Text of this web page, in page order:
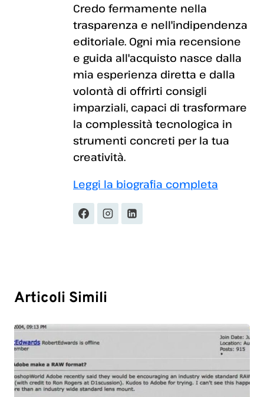
Credo fermamente nella
trasparenza e nell'indipendenza
editoriale. Ogni mia recensione
e guida all'acquisto nasce dalla
mia esperienza diretta e dalla
volontà di offrirti consigli
imparziali, capaci di trasformare
la complessità tecnologica in
strumenti concreti per la tua
creatività.
Leggi la biografia completa
Articoli Simili